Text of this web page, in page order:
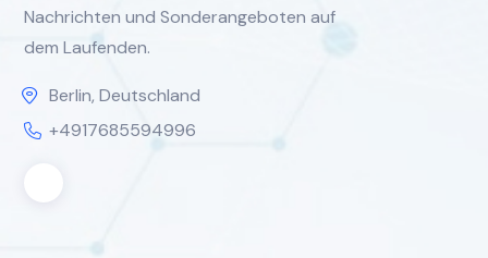
Nachrichten und Sonderangeboten auf
dem Laufenden.
Berlin, Deutschland
+4917685594996